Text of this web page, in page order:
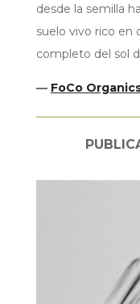
desde la semilla
suelo vivo rico en
completo del sol
— FoCo